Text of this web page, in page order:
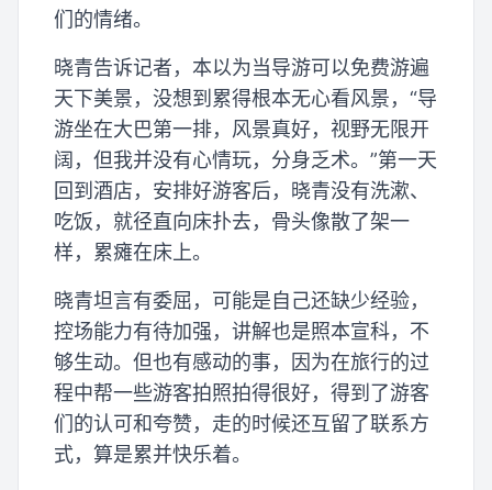
们的情绪。
晓青告诉记者，本以为当导游可以免费游遍
天下美景，没想到累得根本无心看风景，“导
游坐在大巴第一排，风景真好，视野无限开
阔，但我并没有心情玩，分身乏术。”第一天
回到酒店，安排好游客后，晓青没有洗漱、
吃饭，就径直向床扑去，骨头像散了架一
样，累瘫在床上。
晓青坦言有委屈，可能是自己还缺少经验，
控场能力有待加强，讲解也是照本宣科，不
够生动。但也有感动的事，因为在旅行的过
程中帮一些游客拍照拍得很好，得到了游客
们的认可和夸赞，走的时候还互留了联系方
式，算是累并快乐着。